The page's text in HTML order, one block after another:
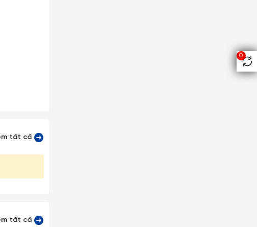
0
khi tiếp
tất cả
tất cả